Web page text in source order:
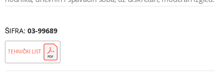
ŠIFRA 03-99689
TEHNIČKI LIST